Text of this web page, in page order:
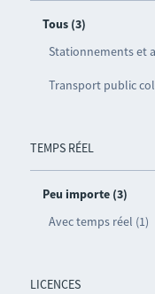
Tous (3)
Stationnements et
Transport public
TEMPS RÉEL
Peu importe (3)
Avec temps réel (1)
LICENCES